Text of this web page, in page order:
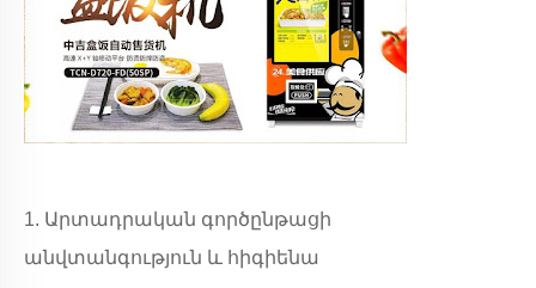
1. Արտադրական գործընթացի
անվտանգություն և հիգիենա